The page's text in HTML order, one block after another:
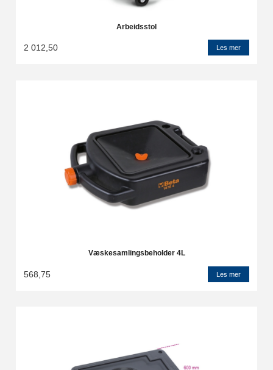
Arbeidsstol
2 012,50 Les mer
Væskesamlingsbeholder 4L
568,75 Les mer